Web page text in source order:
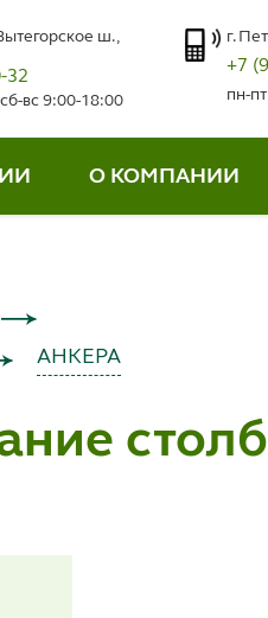
ш.,
32
вс 9:00-18:00
г.
+7
пн-
О КОМПАНИИ
АНКЕРА